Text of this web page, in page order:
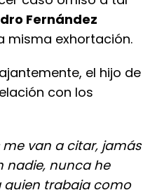
Fernández
misma exhortación.
el hijo de
con los
van a citar, jamás
nadie, nunca he
quien trabaja como